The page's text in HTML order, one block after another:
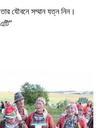
যৌবনে সম্মান যত্ন নিন।